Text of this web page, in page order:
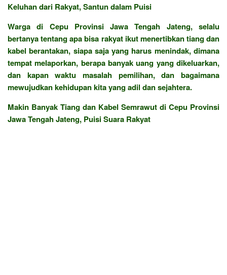
Keluhan dari Rakyat, Santun dalam Puisi
Warga di Cepu Provinsi Jawa Tengah Jateng, selalu
bertanya tentang apa bisa rakyat ikut menertibkan tiang dan
kabel berantakan, siapa saja yang harus menindak, dimana
tempat melaporkan, berapa banyak uang yang dikeluarkan,
dan kapan waktu masalah pemilihan, dan bagaimana
mewujudkan kehidupan kita yang adil dan sejahtera.
Makin Banyak Tiang dan Kabel Semrawut di Cepu Provinsi
Jawa Tengah Jateng, Puisi Suara Rakyat